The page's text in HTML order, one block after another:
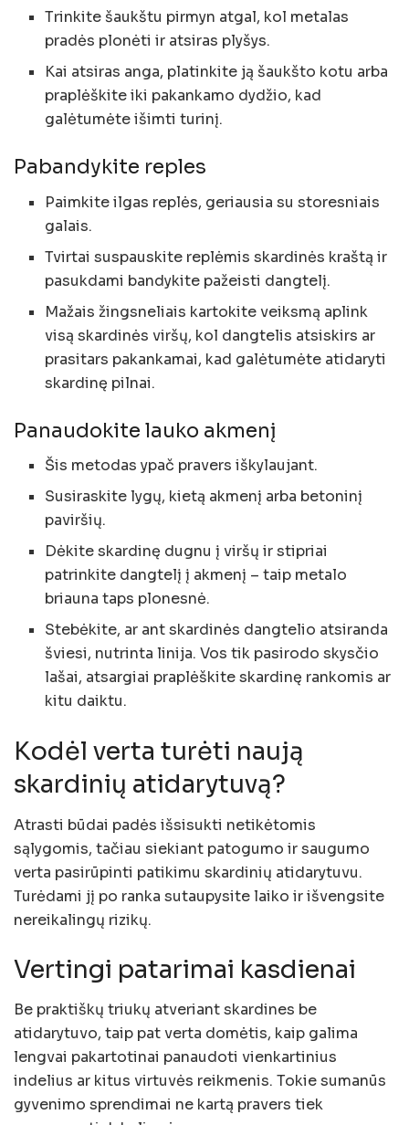
Trinkite šaukštu pirmyn atgal, kol metalas
pradės plonėti ir atsiras plyšys.
Kai atsiras anga, platinkite ją šaukšto kotu arba
praplėškite iki pakankamo dydžio, kad
galėtumėte išimti turinį.
Pabandykite reples
Paimkite ilgas replės, geriausia su storesniais
galais.
Tvirtai suspauskite replėmis skardinės kraštą ir
pasukdami bandykite pažeisti dangtelį.
Mažais žingsneliais kartokite veiksmą aplink
visą skardinės viršų, kol dangtelis atsiskirs ar
prasitars pakankamai, kad galėtumėte atidaryti
skardinę pilnai.
Panaudokite lauko akmenį
Šis metodas ypač pravers iškylaujant.
Susiraskite lygų, kietą akmenį arba betoninį
paviršių.
Dėkite skardinę dugnu į viršų ir stipriai
patrinkite dangtelį į akmenį – taip metalo
briauna taps plonesnė.
Stebėkite, ar ant skardinės dangtelio atsiranda
šviesi, nutrinta linija. Vos tik pasirodo skysčio
lašai, atsargiai praplėškite skardinę rankomis ar
kitu daiktu.
Kodėl verta turėti naują
skardinių atidarytuvą?
Atrasti būdai padės išsisukti netikėtomis
sąlygomis, tačiau siekiant patogumo ir saugumo
verta pasirūpinti patikimu skardinių atidarytuvu.
Turėdami jį po ranka sutaupysite laiko ir išvengsite
nereikalingų rizikų.
Vertingi patarimai kasdienai
Be praktiškų triukų atveriant skardines be
atidarytuvo, taip pat verta domėtis, kaip galima
lengvai pakartotinai panaudoti vienkartinius
indelius ar kitus virtuvės reikmenis. Tokie sumanūs
gyvenimo sprendimai ne kartą pravers tiek